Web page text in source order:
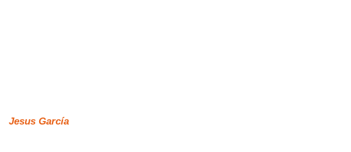
Jesus García